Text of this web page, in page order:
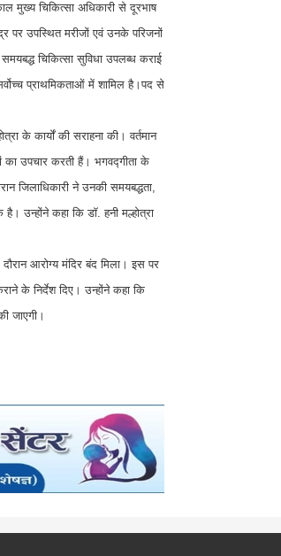
मुख्य चिकित्सा अधिकारी से दूरभाष
पर उपस्थित मरीजों एवं उनके परिजनों
चिकित्सा सुविधा उपलब्ध कराई
प्राथमिकताओं में शामिल है।पद से
के कार्यों की सराहना की। वर्तमान
का उपचार करती हैं। भगवद्गीता के
जिलाधिकारी ने उनकी समयबद्धता,
उन्होंने कहा कि डॉ. हनी मल्होत्रा
आरोग्य मंदिर बंद मिला। इस पर
के निर्देश दिए। उन्होंने कहा कि
जाएगी।